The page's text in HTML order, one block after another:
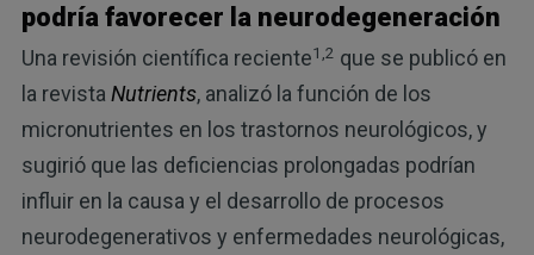
podría favorecer la neurodegeneración
Una revisión científica reciente1,2 que se publicó en
la revista Nutrients, analizó la función de los
micronutrientes en los trastornos neurológicos, y
sugirió que las deficiencias prolongadas podrían
influir en la causa y el desarrollo de procesos
neurodegenerativos y enfermedades neurológicas,